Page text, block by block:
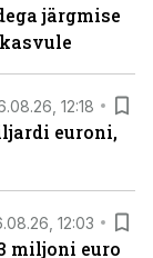
järgmise
12:18
euroni,
12:03
miljoni euro